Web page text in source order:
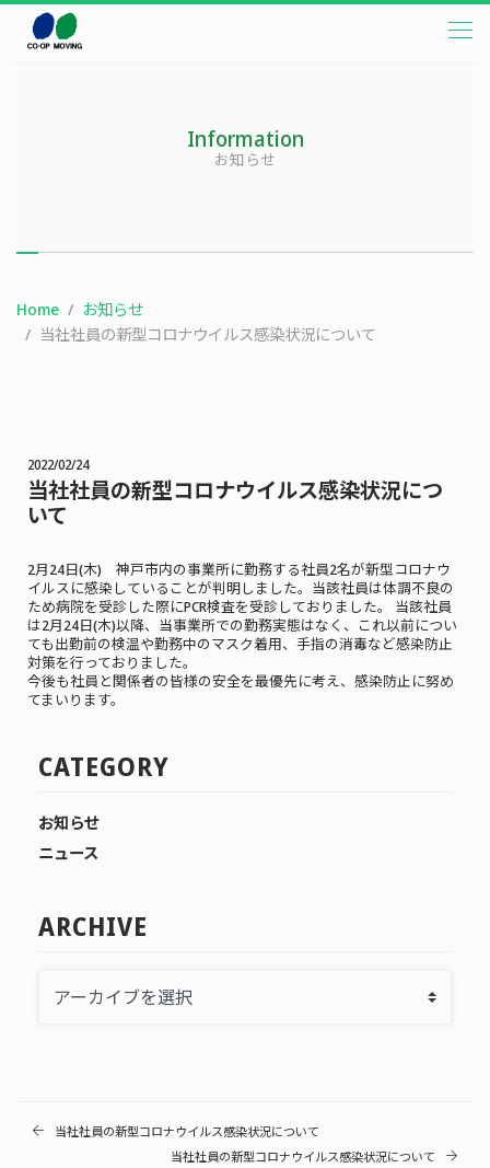
メ
本文までスキップする
Information
お知らせ
Home
お知らせ
当社社員の新型コロナウイルス感染状況について
2022/02/24
当社社員の新型コロナウイルス感染状況につ
いて
2月24日(木) 神戸市内の事業所に勤務する社員2名が新型コロナウ
イルスに感染していることが判明しました。当該社員は体調不良の
ため病院を受診した際にPCR検査を受診しておりました。 当該社員
は2月24日(木)以降、当事業所での勤務実態はなく、これ以前につい
ても出勤前の検温や勤務中のマスク着用、手指の消毒など感染防止
対策を行っておりました。
今後も社員と関係者の皆様の安全を最優先に考え、感染防止に努め
てまいります。
CATEGORY
お知らせ
ニュース
ARCHIVE
当社社員の新型コロナウイルス感染状況について
当社社員の新型コロナウイルス感染状況について